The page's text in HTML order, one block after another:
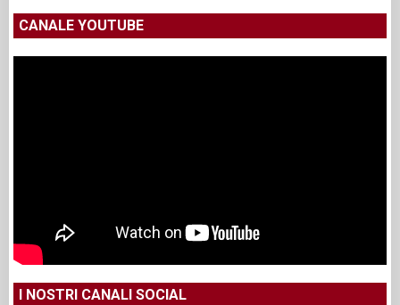
CANALE YOUTUBE
I NOSTRI CANALI SOCIAL